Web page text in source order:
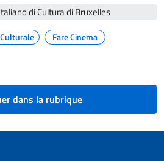
di Cultura di Bruxelles
Fare Cinema
dans la rubrique